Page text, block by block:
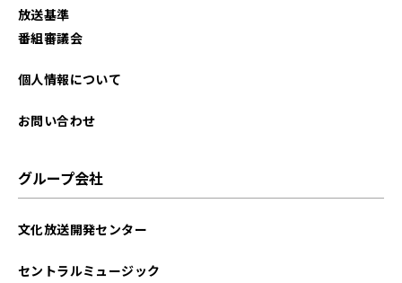
放送基準
番組審議会
個人情報について
お問い合わせ
グループ会社
文化放送開発センター
セントラルミュージック